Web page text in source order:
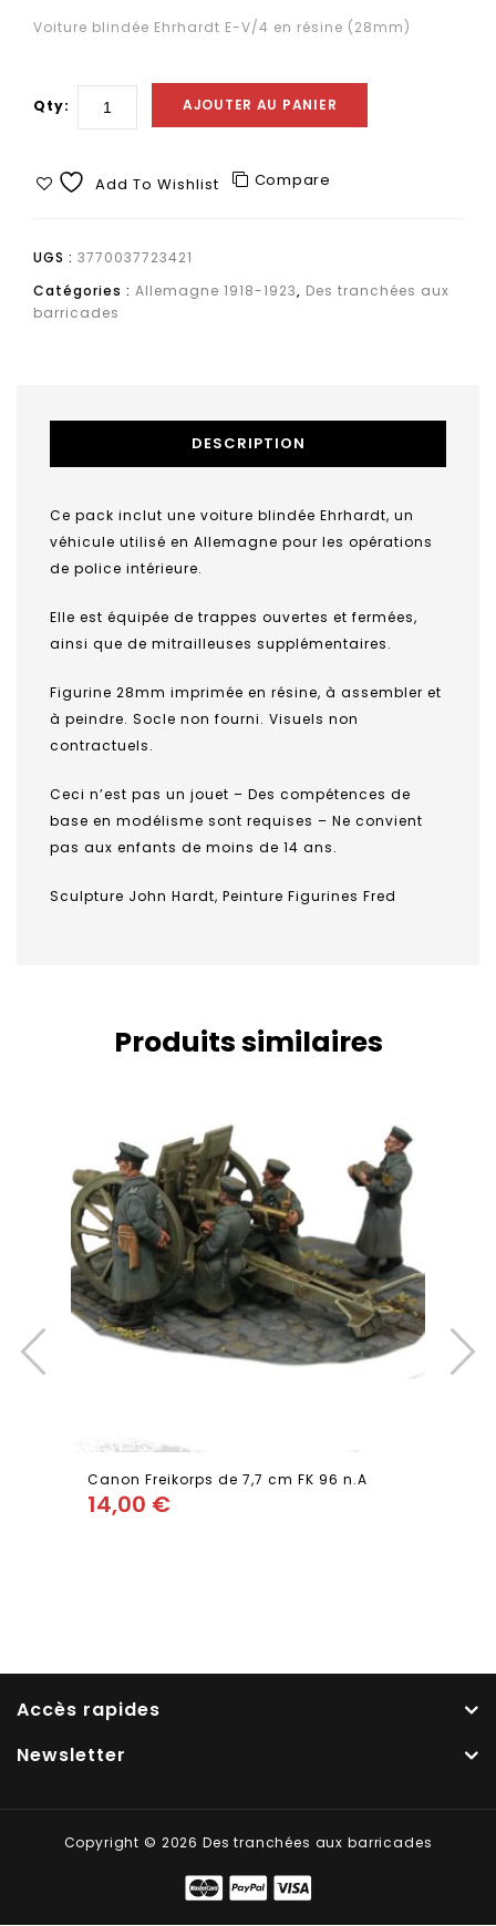
Voiture blindée Ehrhardt E-V/4 en résine (28mm)
Qty: AJOUTER AU PANIER
Add To Wishlist Compare
UGS : 3770037723421
Catégories : Allemagne 1918-1923, Des tranchées aux
barricades
DESCRIPTION
Ce pack inclut une voiture blindée Ehrhardt, un
véhicule utilisé en Allemagne pour les opérations
de police intérieure.
Elle est équipée de trappes ouvertes et fermées,
ainsi que de mitrailleuses supplémentaires.
Figurine 28mm imprimée en résine, à assembler et
à peindre. Socle non fourni. Visuels non
contractuels.
Ceci n’est pas un jouet – Des compétences de
base en modélisme sont requises – Ne convient
pas aux enfants de moins de 14 ans.
Sculpture John Hardt, Peinture Figurines Fred
Produits similaires
Canon Freikorps de 7,7 cm FK 96 n.A
14,00 €
Accès rapides
Newsletter
Copyright © 2026 Des tranchées aux barricades